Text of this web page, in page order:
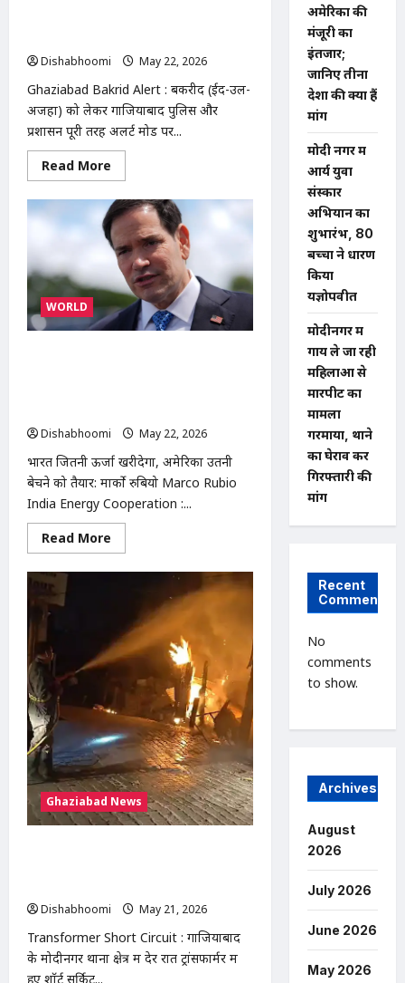
माता-
पिता
Dishabhoomi
May 22, 2026
Ghaziabad Bakrid Alert : बकरीद (ईद-उल-
अजहा) को लेकर गाजियाबाद पुलिस और
प्रशासन पूरी तरह अलर्ट मोड पर...
Read More
more
Ghaziabad
Bakrid
Alert
:
गाजियाबाद
में
बकरीद
को
लेकर
हाई
अलर्ट:
पर
सख्त
प्रतिबंध
WORLD
Dishabhoomi
May 22, 2026
भारत जितनी ऊर्जा खरीदेगा, अमेरिका उतनी
बेचने को तैयार: मार्को रुबियो Marco Rubio
India Energy Cooperation :...
Read More
more
Marco
Energy
Cooperation
:
मार्को
रुबियो
भारत
जितनी
ऊर्जा
खरीदेगा,
अमेरिका
उतनी
बेचने
को
तैयार
Ghaziabad News
Dishabhoomi
May 21, 2026
Transformer Short Circuit : गाजियाबाद
के मोदीनगर थाना क्षेत्र में देर रात ट्रांसफार्मर में
हुए शॉर्ट सर्किट...
अमेरिका की
मंजूरी का
इंतजार;
जानिए तीनों
देशों की क्या हैं
मांगें
मोदी नगर में
आर्य युवा
संस्कार
अभियान का
शुभारंभ, 80
बच्चों ने धारण
किया
यज्ञोपवीत
मोदीनगर में
गाय ले जा रही
महिलाओं से
मारपीट का
मामला
गरमाया, थाने
का घेराव कर
गिरफ्तारी की
मांग
Recent
Comments
No
comments
to show.
Archives
August
2026
July 2026
June 2026
May 2026